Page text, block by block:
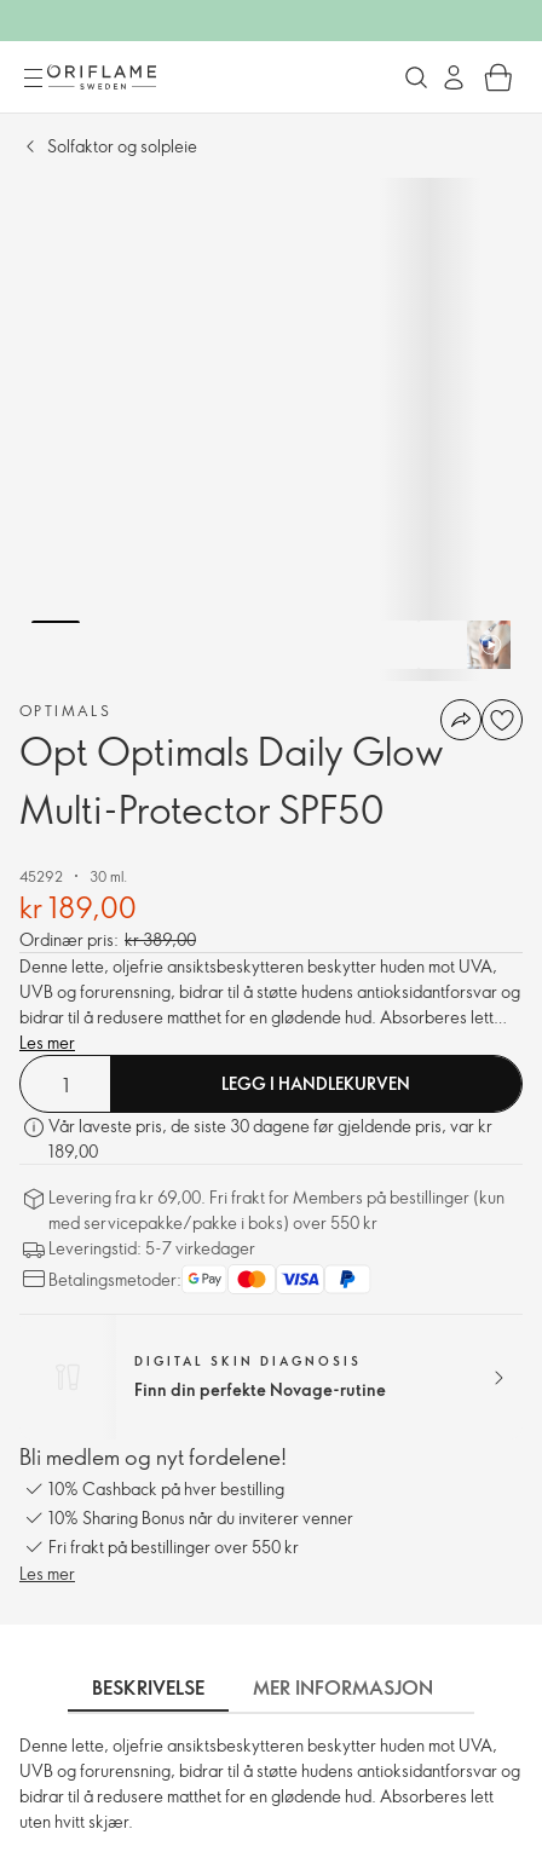
Solfaktor og solpleie
OPTIMALS
Opt Optimals Daily Glow
Multi-Protector SPF50
45292 30 ml.
kr 189,00
Ordinær pris: kr 389,00
Denne lette, oljefrie ansiktsbeskytteren beskytter huden mot UVA,
UVB og forurensning, bidrar til å støtte hudens antioksidantforsvar og
bidrar til å redusere matthet for en glødende hud. Absorberes lett
uten hvitt skjær.
Les mer
LEGG I HANDLEKURVEN
Vår laveste pris, de siste 30 dagene før gjeldende pris, var kr
189,00
Levering fra kr 69,00. Fri frakt for Members på bestillinger (kun
med servicepakke/pakke i boks) over 550 kr
Leveringstid: 5-7 virkedager
Betalingsmetoder:
DIGITAL SKIN DIAGNOSIS
Finn din perfekte Novage-rutine
Bli medlem og nyt fordelene!
10% Cashback på hver bestilling
10% Sharing Bonus når du inviterer venner
Fri frakt på bestillinger over 550 kr
Les mer
BESKRIVELSE MER INFORMASJON
Denne lette, oljefrie ansiktsbeskytteren beskytter huden mot UVA,
UVB og forurensning, bidrar til å støtte hudens antioksidantforsvar og
bidrar til å redusere matthet for en glødende hud. Absorberes lett
uten hvitt skjær.